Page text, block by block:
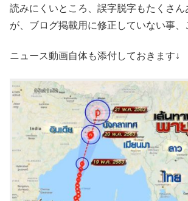
読みにくいところ、誤字脱字もたくさん
が、ブログ掲載用に修正していない事、
ニュース動画自体も添付しておきます↓